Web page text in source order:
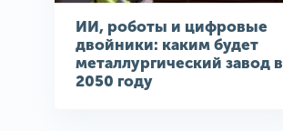
ИИ, роботы и цифровые
двойники: каким будет
металлургический завод в
2050 году